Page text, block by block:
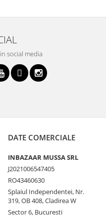
social media
DATE COMERCIALE
INBAZAAR MUSSA SRL
J2021006547405
RO43460630
Splaiul Independentei, Nr.
319, OB 408, Cladirea W
Sector 6, Bucuresti